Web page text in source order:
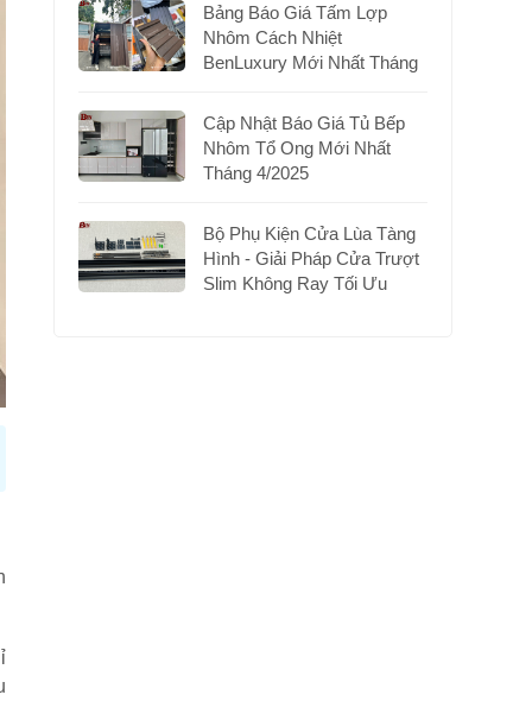
Bảng Báo Giá Tấm Lợp
Nhôm Cách Nhiệt
BenLuxury Mới Nhất Tháng
Cập Nhật Báo Giá Tủ Bếp
Nhôm Tổ Ong Mới Nhất
Tháng 4/2025
Bộ Phụ Kiện Cửa Lùa Tàng
Hình - Giải Pháp Cửa Trượt
Slim Không Ray Tối Ưu